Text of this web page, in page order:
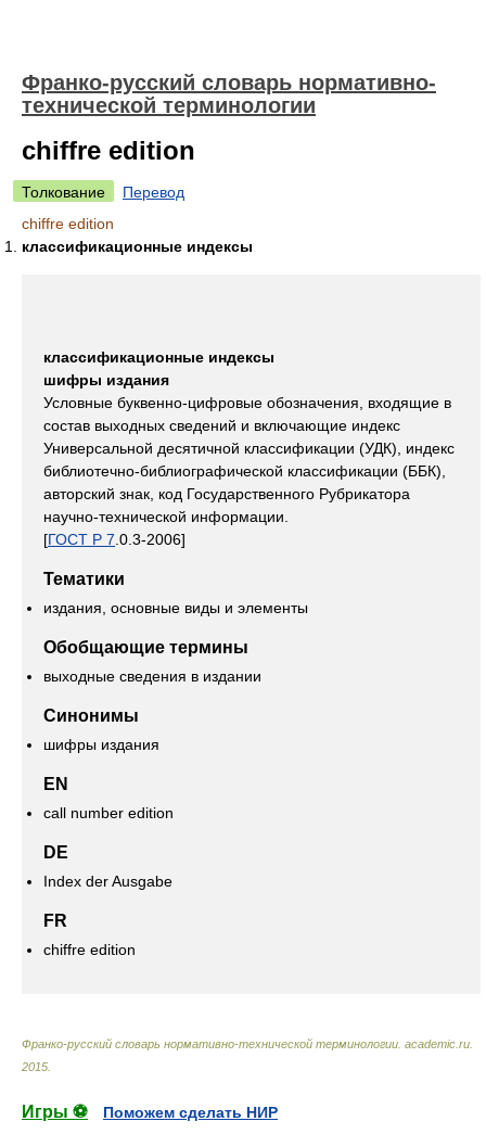
Франко-русский словарь нормативно-
технической терминологии
chiffre edition
Толкование
Перевод
chiffre edition
классификационные индексы
классификационные индексы
шифры издания
Условные буквенно-цифровые обозначения, входящие в
состав выходных сведений и включающие индекс
Универсальной десятичной классификации (УДК), индекс
библиотечно-библиографической классификации (ББК),
авторский знак, код Государственного Рубрикатора
научно-технической информации.
[ГОСТ Р 7 .0.3-2006]
Тематики
издания, основные виды и элементы
Обобщающие термины
выходные сведения в издании
Синонимы
шифры издания
EN
call number edition
DE
Index der Ausgabe
FR
chiffre edition
Франко-русский словарь нормативно-технической терминологии academic.ru
2015
Игры ⚽
Поможем сделать НИР